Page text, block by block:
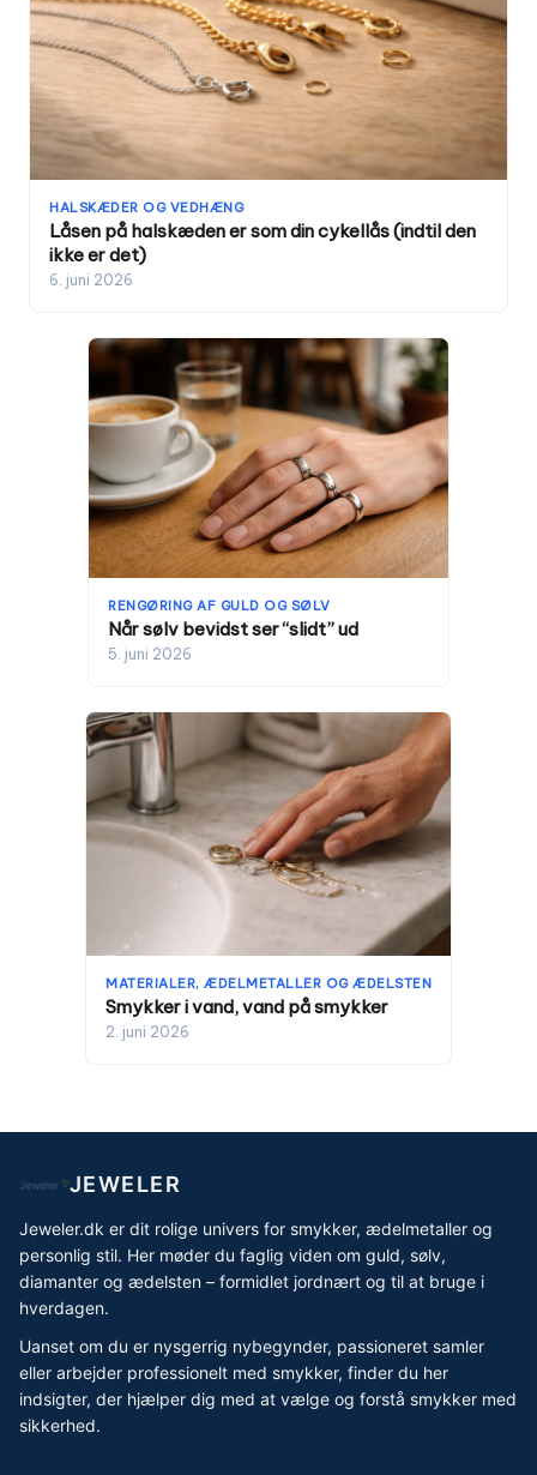
HALSKÆDER OG VEDHÆNG
Låsen på halskæden er som din cykellås (indtil den
ikke er det)
6. juni 2026
RENGØRING AF GULD OG SØLV
Når sølv bevidst ser “slidt” ud
5. juni 2026
MATERIALER, ÆDELMETALLER OG ÆDELSTEN
Smykker i vand, vand på smykker
2. juni 2026
JEWELER
Jeweler.dk er dit rolige univers for smykker, ædelmetaller og
personlig stil. Her møder du faglig viden om guld, sølv,
diamanter og ædelsten – formidlet jordnært og til at bruge i
hverdagen.
Uanset om du er nysgerrig nybegynder, passioneret samler
eller arbejder professionelt med smykker, finder du her
indsigter, der hjælper dig med at vælge og forstå smykker med
sikkerhed.